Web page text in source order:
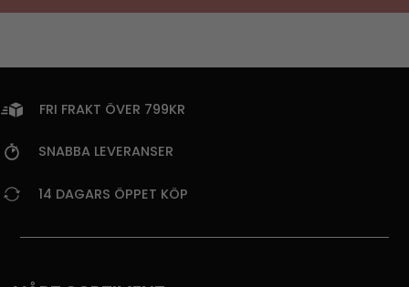
FRI FRAKT ÖVER 799KR
SNABBA LEVERANSER
14 DAGARS ÖPPET KÖP